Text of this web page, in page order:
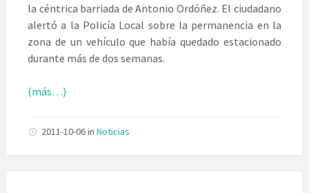
la céntrica barriada de Antonio Ordóñez. El ciudadano
alertó a la Policía Local sobre la permanencia en la
zona de un vehículo que había quedado estacionado
durante más de dos semanas.
(más…)
2011-10-06in Noticias